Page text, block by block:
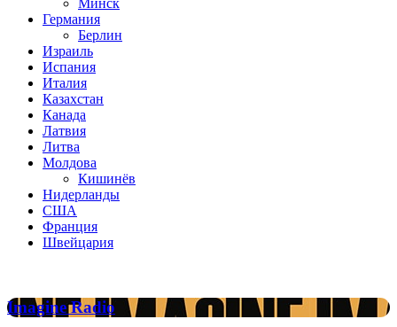
Минск
Германия
Берлин
Израиль
Испания
Италия
Казахстан
Канада
Латвия
Литва
Молдова
Кишинёв
Нидерланды
США
Франция
Швейцария
Imagine
Radio
Imagine Radio